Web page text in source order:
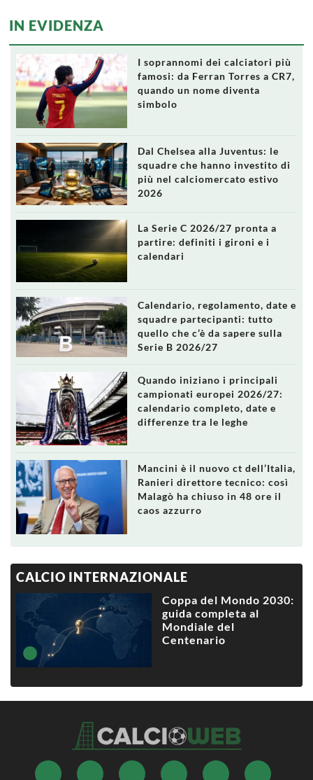
IN EVIDENZA
I soprannomi dei calciatori più
famosi: da Ferran Torres a CR7,
quando un nome diventa
simbolo
Dal Chelsea alla Juventus: le
squadre che hanno investito di
più nel calciomercato estivo
2026
La Serie C 2026/27 pronta a
partire: definiti i gironi e i
calendari
Calendario, regolamento, date e
squadre partecipanti: tutto
quello che c’è da sapere sulla
Serie B 2026/27
Quando iniziano i principali
campionati europei 2026/27:
calendario completo, date e
differenze tra le leghe
Mancini è il nuovo ct dell’Italia,
Ranieri direttore tecnico: così
Malagò ha chiuso in 48 ore il
caos azzurro
CALCIO INTERNAZIONALE
Coppa del Mondo 2030:
guida completa al
Mondiale del
Centenario